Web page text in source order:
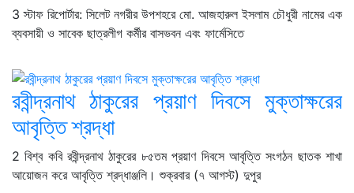
3 স্টাফ রিপোর্টার: সিলেট নগরীর উপশহরে মো. আজহারুল ইসলাম চৌধুরী নামের এক
ব্যবসায়ী ও সাবেক ছাত্রলীগ কর্মীর বাসভবন এবং ফার্মেসিতে
রবীন্দ্রনাথ ঠাকুরের প্রয়াণ দিবসে মুক্তাক্ষরের
আবৃত্তি শ্রদ্ধা
2 বিশ্ব কবি রবীন্দ্রনাথ ঠাকুরের ৮৫তম প্রয়াণ দিবসে আবৃত্তি সংগঠন ছাতক শাখা
আয়োজন করে আবৃত্তি শ্রদ্ধাঞ্জলি। শুক্রবার (৭ আগস্ট) দুপুর